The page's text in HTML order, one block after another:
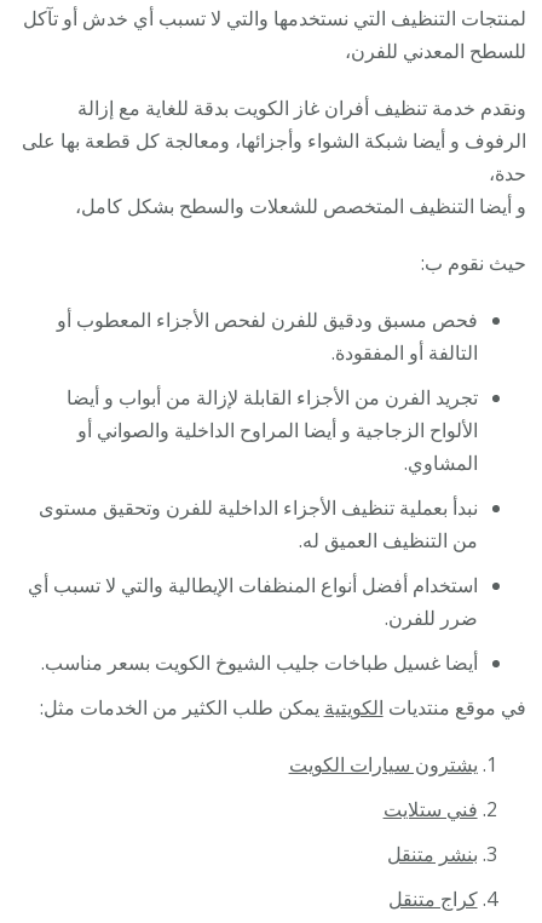
لمنتجات التنظيف التي نستخدمها والتي لا تسبب أي خدش أو تآكل
للسطح المعدني للفرن،
ونقدم خدمة تنظيف أفران غاز الكويت بدقة للغاية مع إزالة
الرفوف و أيضا شبكة الشواء وأجزائها، ومعالجة كل قطعة بها على
حدة،
و أيضا التنظيف المتخصص للشعلات والسطح بشكل كامل،
حيث نقوم ب:
فحص مسبق ودقيق للفرن لفحص الأجزاء المعطوب أو
التالفة أو المفقودة.
تجريد الفرن من الأجزاء القابلة لإزالة من أبواب و أيضا
الألواح الزجاجية و أيضا المراوح الداخلية والصواني أو
المشاوي.
نبدأ بعملية تنظيف الأجزاء الداخلية للفرن وتحقيق مستوى
من التنظيف العميق له.
استخدام أفضل أنواع المنظفات الإيطالية والتي لا تسبب أي
ضرر للفرن.
أيضا غسيل طباخات جليب الشيوخ الكويت بسعر مناسب.
في موقع منتديات الكويتية يمكن طلب الكثير من الخدمات مثل:
يشترون سيارات الكويت
فني ستلايت
بنشر متنقل
كراج متنقل